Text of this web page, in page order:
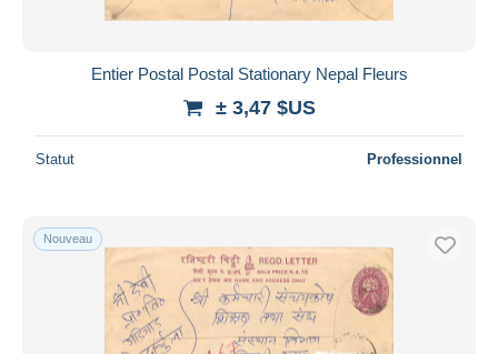
Entier Postal Postal Stationary Nepal Fleurs
± 3,47 $US
Statut Professionnel
Nouveau